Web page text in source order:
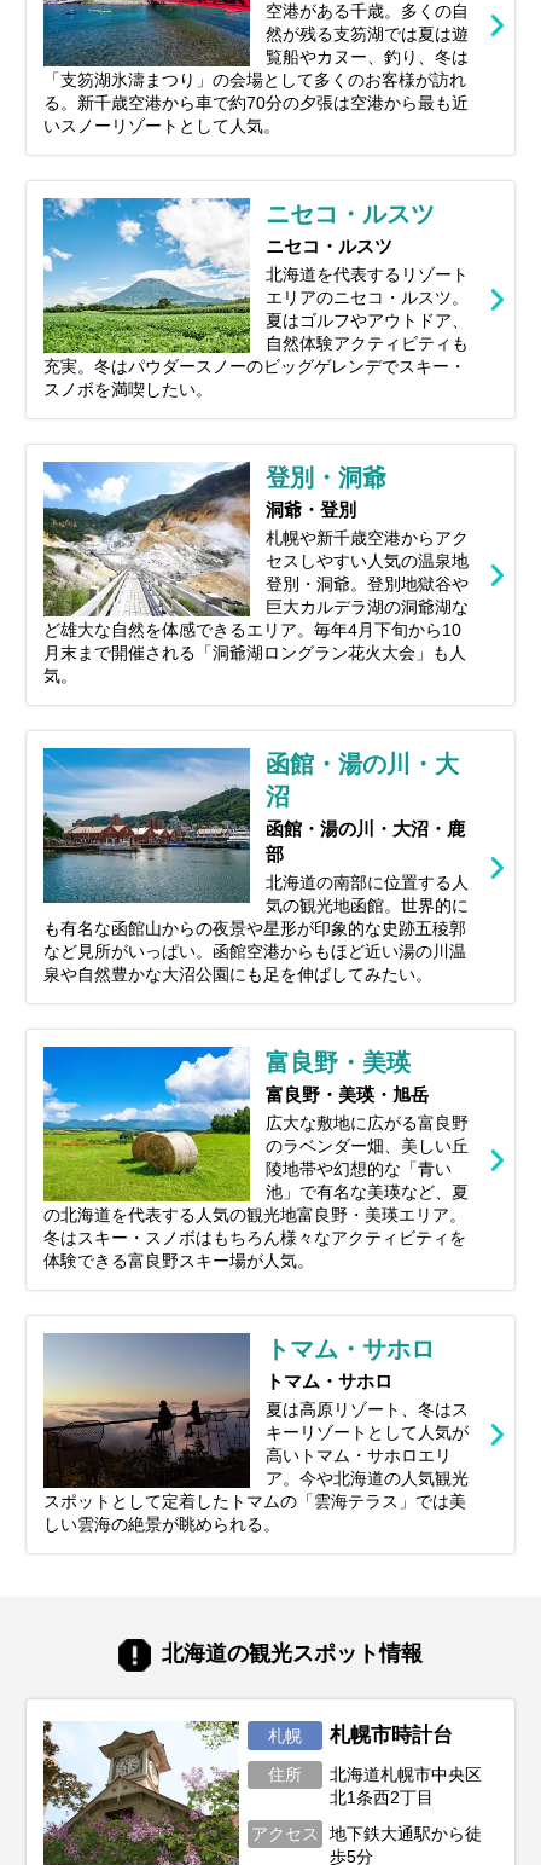
空港がある千歳。多くの自
然が残る支笏湖では夏は遊
覧船やカヌー、釣り、冬は
「支笏湖氷濤まつり」の会場として多くのお客様が訪れ
る。新千歳空港から車で約70分の夕張は空港から最も近
いスノーリゾートとして人気。
ニセコ・ルスツ
ニセコ・ルスツ
北海道を代表するリゾート
エリアのニセコ・ルスツ。
夏はゴルフやアウトドア、
自然体験アクティビティも
充実。冬はパウダースノーのビッグゲレンデでスキー・
スノボを満喫したい。
登別・洞爺
洞爺・登別
札幌や新千歳空港からアク
セスしやすい人気の温泉地
登別・洞爺。登別地獄谷や
巨大カルデラ湖の洞爺湖な
ど雄大な自然を体感できるエリア。毎年4月下旬から10
月末まで開催される「洞爺湖ロングラン花火大会」も人
気。
函館・湯の川・大
沼
函館・湯の川・大沼・鹿
部
北海道の南部に位置する人
気の観光地函館。世界的に
も有名な函館山からの夜景や星形が印象的な史跡五稜郭
など見所がいっぱい。函館空港からもほど近い湯の川温
泉や自然豊かな大沼公園にも足を伸ばしてみたい。
富良野・美瑛
富良野・美瑛・旭岳
広大な敷地に広がる富良野
のラベンダー畑、美しい丘
陵地帯や幻想的な「青い
池」で有名な美瑛など、夏
の北海道を代表する人気の観光地富良野・美瑛エリア。
冬はスキー・スノボはもちろん様々なアクティビティを
体験できる富良野スキー場が人気。
トマム・サホロ
トマム・サホロ
夏は高原リゾート、冬はス
キーリゾートとして人気が
高いトマム・サホロエリ
ア。今や北海道の人気観光
スポットとして定着したトマムの「雲海テラス」では美
しい雲海の絶景が眺められる。
北海道の観光スポット情報
札幌 札幌市時計台
住所
北海道札幌市中央区
北1条西2丁目
アクセス
地下鉄大通駅から徒
歩5分